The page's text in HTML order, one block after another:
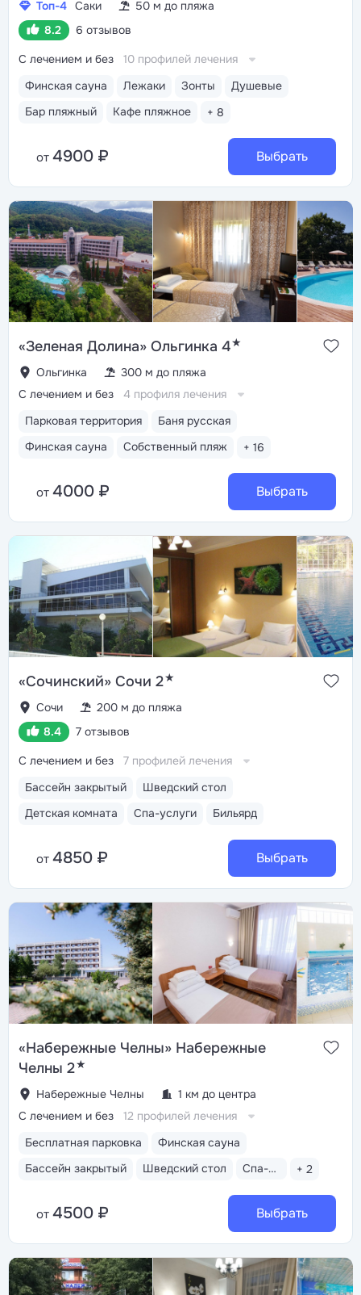
Топ-4 Саки
50 м до пляжа
8.2
6 отзывов
Финская сауна Лежаки Зонты
Душевые
Бар пляжный
Кафе пляжное + 8
С лечением и без 10 профилей лечения
от 4900 ₽ Выбрать
«Зеленая Долина» Ольгинка 4★
Ольгинка 300 м до пляжа
Парковая территория
Баня русская
Финская сауна
Собственный пляж + 16
С лечением и без 4 профиля лечения
от 4000 ₽ Выбрать
«Сочинский» Сочи 2★
Сочи
200 м до пляжа
8.4
7 отзывов
Бассейн закрытый
Шведский стол
Детская комната
Спа-услуги Бильярд
С лечением и без 7 профилей лечения
от 4850 ₽ Выбрать
«Набережные Челны» Набережные
Челны 2★
Набережные Челны 1 км до центра
Бесплатная парковка
Финская сауна
Бассейн закрытый
Шведский стол Спа-комплекс + 2
С лечением и без 12 профилей лечения
от 4500 ₽ Выбрать